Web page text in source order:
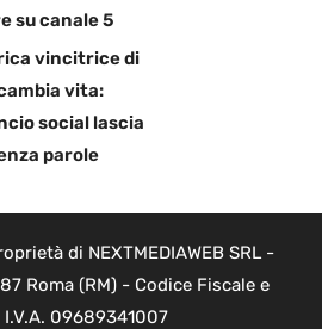
su canale 5
vincitrice di
vita:
social lascia
parole
di NEXTMEDIAWEB SRL -
Roma (RM) - Codice Fiscale e
09689341007